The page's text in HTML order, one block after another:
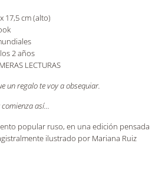
17,5 cm (alto)
2 años
LECTURAS
un regalo te voy a obsequiar.
así…
popular ruso, en una edición pensada
ilustrado por Mariana Ruiz